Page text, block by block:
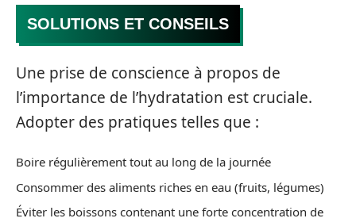
SOLUTIONS ET CONSEILS
Une prise de conscience à propos de
l’importance de l’hydratation est cruciale.
Adopter des pratiques telles que :
Boire régulièrement tout au long de la journée
Consommer des aliments riches en eau (fruits, légumes)
Éviter les boissons contenant une forte concentration de